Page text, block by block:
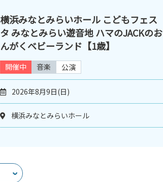
横浜みなとみらいホール こどもフェス
タ みなとみらい遊音地 ハマのJACKのお
んがくベビーランド【1歳】
開催中 音楽 公演
2026年8月9日(日)
横浜みなとみらいホール